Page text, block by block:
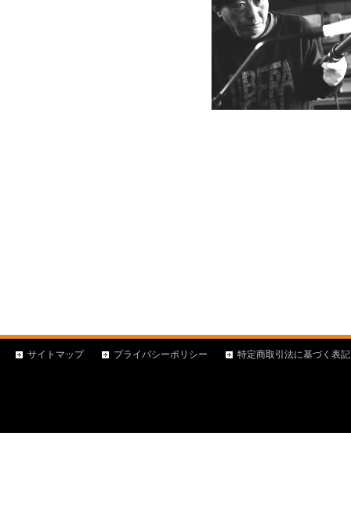
サイトマップ プライバシーポリシー 特定商取引法に基づく表記